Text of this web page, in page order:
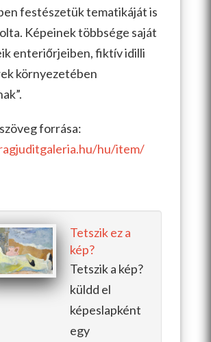
festészetük tematikáját is
Képeinek többsége saját
enteriőrjeiben, fiktív idilli
környezetében
forrása:
hu/item/
Tetszik ez a
kép?
Tetszik a kép?
küldd el
képeslapként
egy